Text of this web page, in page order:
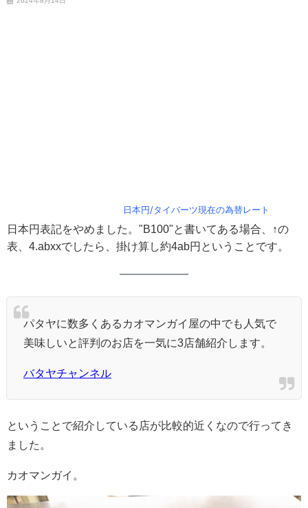
日本円/タイバーツ現在の為替レート
日本円表記をやめました。"B100"と書いてある場合、↑の
表、4.abxxでしたら、掛け算し約4ab円ということです。
パタヤに数多くあるカオマンガイ屋の中でも人気で
美味しいと評判のお店を一気に3店舗紹介します。
バタヤチャンネル
ということで紹介している店が比較的近くなので行ってき
ました。
カオマンガイ。